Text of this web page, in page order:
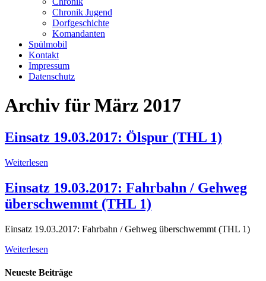
Chronik Jugend
Dorfgeschichte
Komandanten
Spülmobil
Kontakt
Impressum
Datenschutz
Archiv für März 2017
Einsatz 19.03.2017: Ölspur (THL 1)
Weiterlesen
Einsatz 19.03.2017: Fahrbahn / Gehweg
überschwemmt (THL 1)
Einsatz 19.03.2017: Fahrbahn / Gehweg überschwemmt (THL 1)
Weiterlesen
Neueste Beiträge